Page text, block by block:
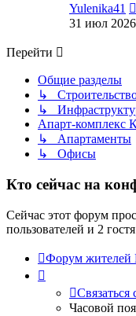
Yulenika41
31 июл
Перейти
Общие разделы
↳
↳
Апарт-комплекс
↳ Апартаменты
↳ Офисы
Кто сейчас на
Сейчас этот форум
пользователей и 2 гостя
Форум жителей
Связаться
Часовой